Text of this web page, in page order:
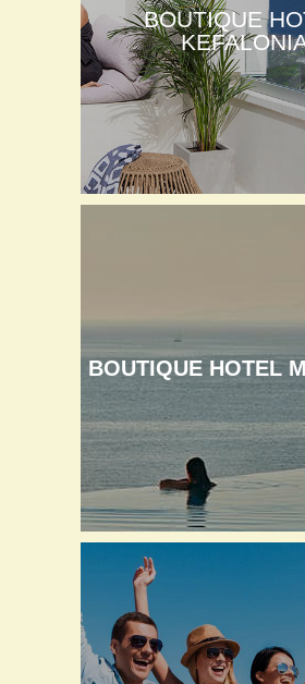
BOUTIQUE
BOUTIQUE HOTEL